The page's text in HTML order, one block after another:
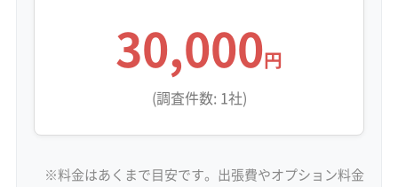
30,000円
(調査件数: 1社)
※料金はあくまで目安です。出張費やオプション料金